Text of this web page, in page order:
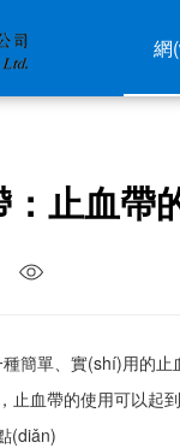
網
：止血
單、實(shí)用
血帶的使用可以起
(diǎn)